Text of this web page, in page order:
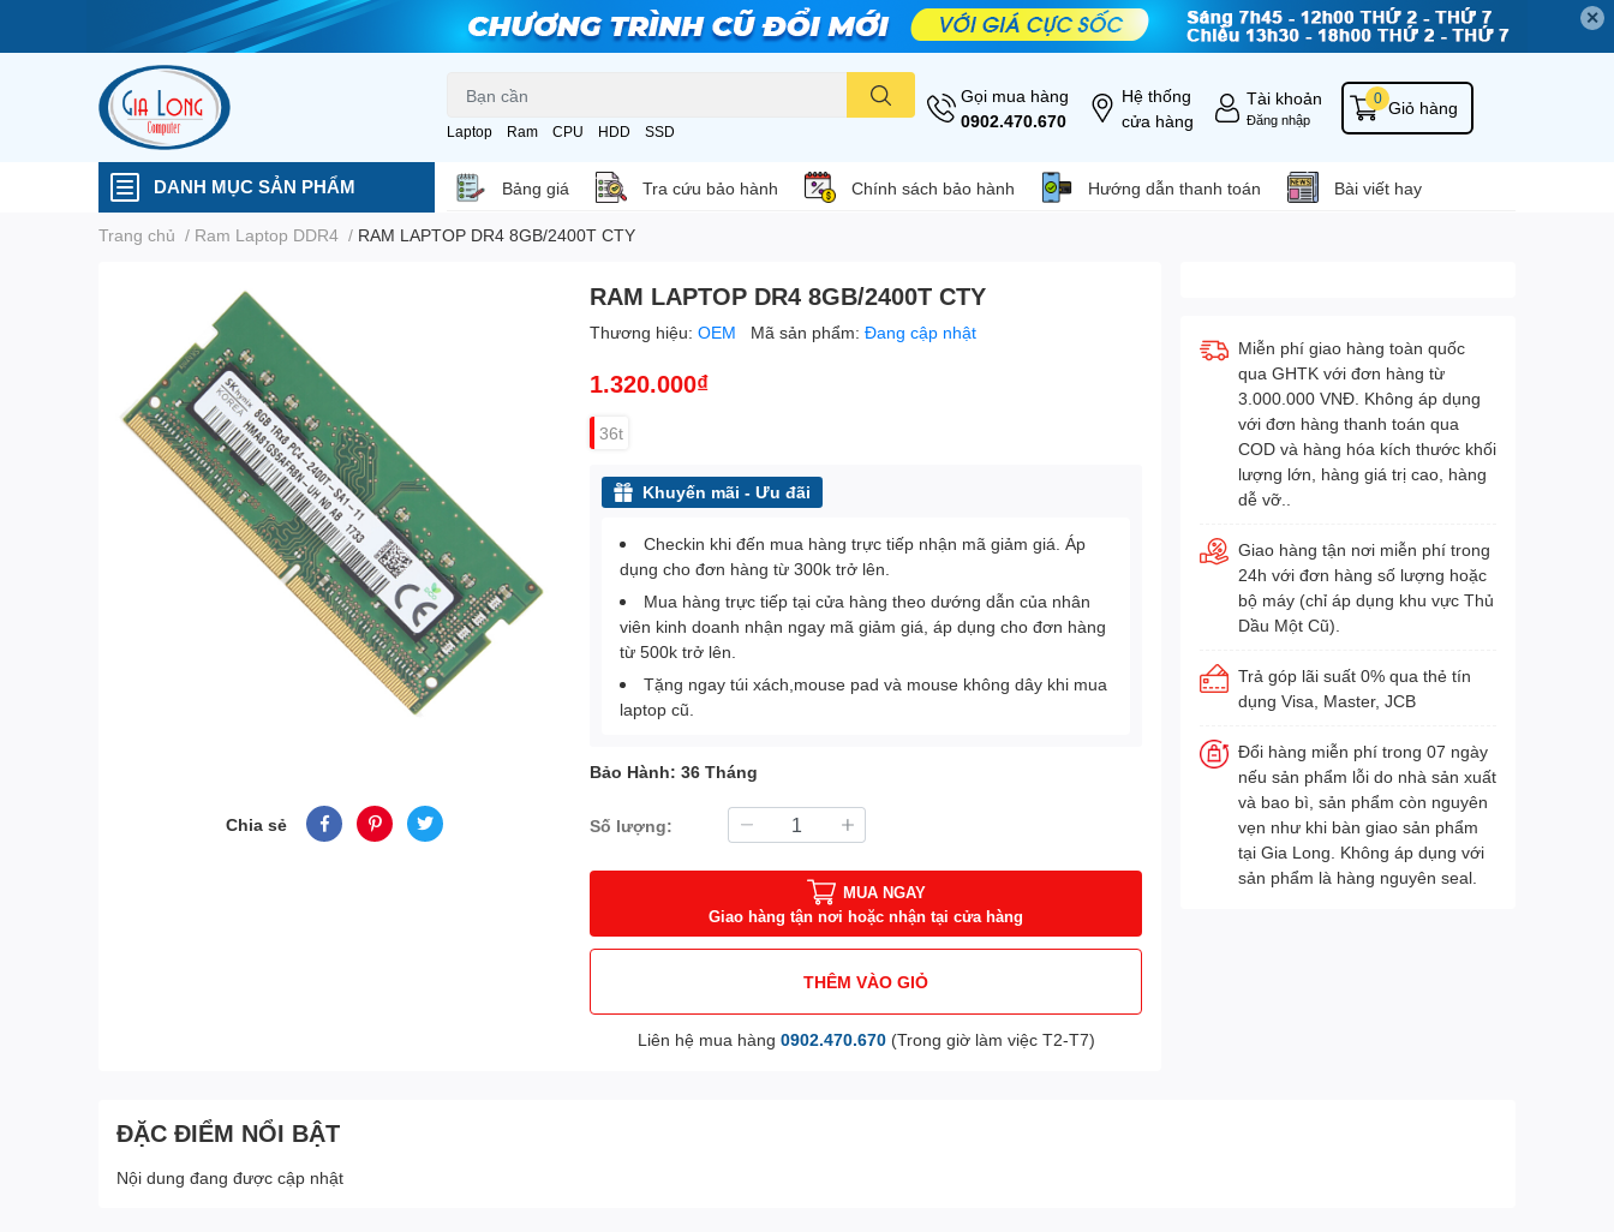
✕
Laptop Ram CPU HDD SSD
Gọi mua hàng
0902.470.670
Hệ thống
cửa hàng
Tài khoản
Đăng nhập
Giỏ hàng
0
DANH MỤC SẢN PHẨM Bảng giá Tra cứu bảo hành Chính sách bảo hành Hướng dẫn thanh toán Bài viết hay
Trang chủ / Ram Laptop DDR4 / RAM LAPTOP DR4 8GB/2400T CTY
Chia sẻ
RAM LAPTOP DR4 8GB/2400T CTY
Thương hiệu:OEM Mã sản phẩm:Đang cập nhật
1.320.000₫
36t
Khuyến mãi - Ưu đãi
Checkin khi đến mua hàng trực tiếp nhận mã giảm giá. Áp
dụng cho đơn hàng từ 300k trở lên.
Mua hàng trực tiếp tại cửa hàng theo dướng dẫn của nhân
viên kinh doanh nhận ngay mã giảm giá, áp dụng cho đơn hàng
từ 500k trở lên.
Tặng ngay túi xách,mouse pad và mouse không dây khi mua
laptop cũ.
Bảo Hành: 36 Tháng
Số lượng:
MUA NGAY
Giao hàng tận nơi hoặc nhận tại cửa hàng
THÊM VÀO GIỎ
Liên hệ mua hàng 0902.470.670(Trong giờ làm việc T2-T7)
Miễn phí giao hàng toàn quốc
qua GHTK với đơn hàng từ
3.000.000 VNĐ. Không áp dụng
với đơn hàng thanh toán qua
COD và hàng hóa kích thước khối
lượng lớn, hàng giá trị cao, hàng
dễ vỡ..
Giao hàng tận nơi miễn phí trong
24h với đơn hàng số lượng hoặc
bộ máy (chỉ áp dụng khu vực Thủ
Dầu Một Cũ).
Trả góp lãi suất 0% qua thẻ tín
dụng Visa, Master, JCB
Đổi hàng miễn phí trong 07 ngày
nếu sản phẩm lỗi do nhà sản xuất
và bao bì, sản phẩm còn nguyên
vẹn như khi bàn giao sản phẩm
tại Gia Long. Không áp dụng với
sản phẩm là hàng nguyên seal.
ĐẶC ĐIỂM NỔI BẬT
Nội dung đang được cập nhật